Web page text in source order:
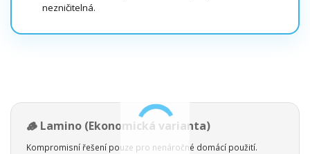
nezničitelná.
🪵 Lamino (Ekonomická varianta)
Kompromisní řešení pouze pro nenáročné domácí použití.